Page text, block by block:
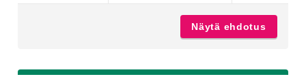
Näytä ehdotus